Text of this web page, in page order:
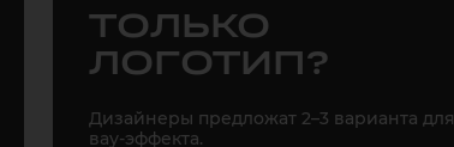
ТОЛЬКО
ЛОГОТИП?
Дизайнеры предложат 2–3 варианта для
вау-эффекта.